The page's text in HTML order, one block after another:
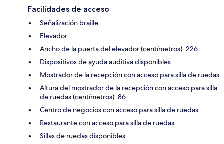
Facilidades de acceso
Señalización braille
Elevador
Ancho de la puerta del elevador (centímetros): 226
Dispositivos de ayuda auditiva disponibles
Mostrador de la recepción con acceso para silla de ruedas
Altura del mostrador de la recepción con acceso para silla
de ruedas (centímetros): 86
Centro de negocios con acceso para silla de ruedas
Restaurante con acceso para silla de ruedas
Sillas de ruedas disponibles